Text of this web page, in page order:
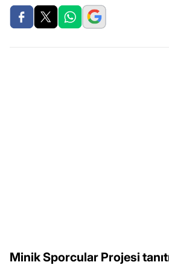
Minik Sporcular Projesi